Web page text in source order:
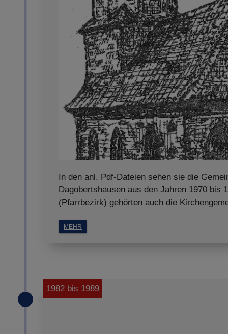
In den anl. Pdf-Dateien sehen sie die
Dagobertshausen aus den Jahren 1970 bis
(Pfarrbezirk) gehörten auch die
MEHR
1982 bis 1989